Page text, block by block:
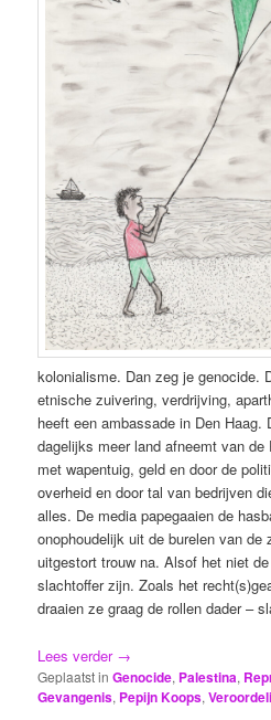
kolonialisme. Dan zeg je genocide.
etnische zuivering, verdrijving,
heeft een ambassade in Den Haag.
dagelijks meer land afneemt van
met wapentuig, geld en door de
overheid en door tal van bedrijven
alles. De media papegaaien de
onophoudelijk uit de burelen van de
uitgestort trouw na. Alsof het niet
slachtoffer zijn. Zoals het
draaien ze graag de rollen dader –
Lees verder →
Geplaatst in Genocide, Palestina,
Gevangenis, Pepijn Koops,